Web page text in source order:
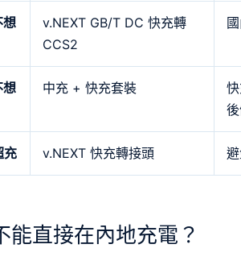
想
v.NEXT GB/T DC 快充轉
CCS2
想
中充 + 快充套裝
後
充 v.NEXT 快充轉接頭
能直接在內地充電？